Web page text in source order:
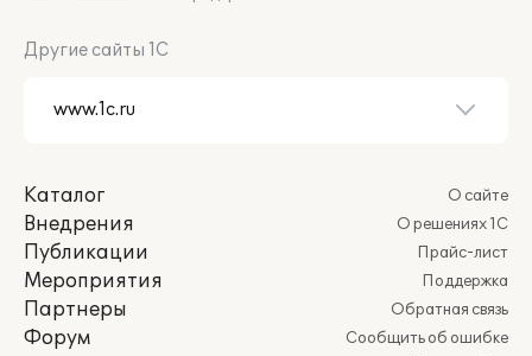
Другие сайты 1С
Каталог
Внедрения
Публикации
Мероприятия
Партнеры
Форум
О сайте
О решениях 1С
Прайс-лист
Поддержка
Обратная связь
Сообщить об ошибке